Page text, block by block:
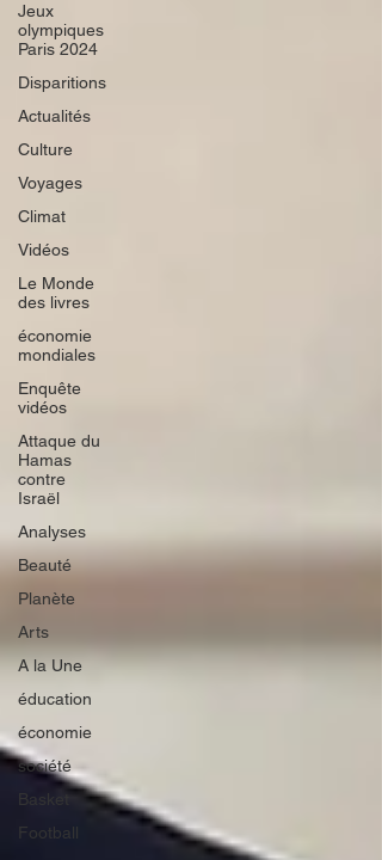
Jeux
olympiques
Paris 2024
Disparitions
Actualités
Culture
Voyages
Climat
Vidéos
Le Monde
des livres
économie
mondiales
Enquête
vidéos
Attaque du
Hamas
contre
Israël
Analyses
Beauté
Planète
Arts
A la Une
éducation
économie
société
Basket
Football